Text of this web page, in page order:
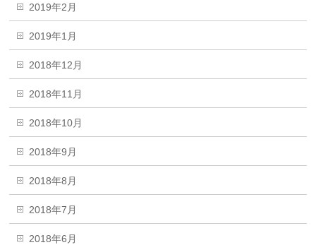
2019年2月
2019年1月
2018年12月
2018年11月
2018年10月
2018年9月
2018年8月
2018年7月
2018年6月